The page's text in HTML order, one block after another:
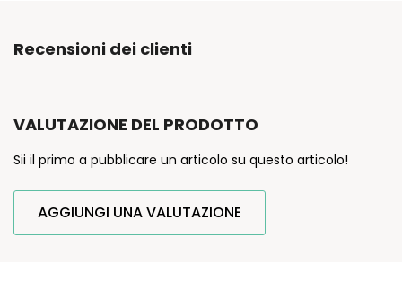
Recensioni dei clienti
VALUTAZIONE DEL PRODOTTO
Sii il primo a pubblicare un articolo su questo articolo!
AGGIUNGI UNA VALUTAZIONE